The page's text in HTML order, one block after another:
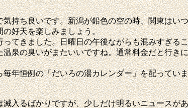
ち良いです。新潟が鉛色の空の時、関東はい
好天を楽しみましょう。
ってきました。日曜日の午後ながらも混みすぎる
泉の臭いがまたいいですね。通常料金だと行き
毎年恒例の「だいろの湯カレンダー」を配ってい
るばかりですが、少しだけ明るいニュースが